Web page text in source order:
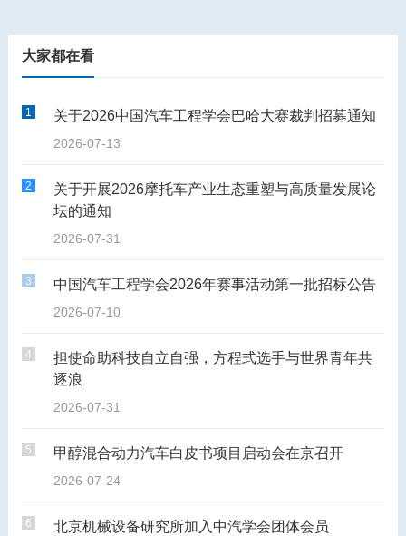
大家都在看
1 关于2026中国汽车工程学会巴哈大赛裁判招募通知
2026-07-13
2
关于开展2026摩托车产业生态重塑与高质量发展论
坛的通知
2026-07-31
3 中国汽车工程学会2026年赛事活动第一批招标公告
2026-07-10
4
担使命助科技自立自强，方程式选手与世界青年共
逐浪
2026-07-31
5 甲醇混合动力汽车白皮书项目启动会在京召开
2026-07-24
6 北京机械设备研究所加入中汽学会团体会员